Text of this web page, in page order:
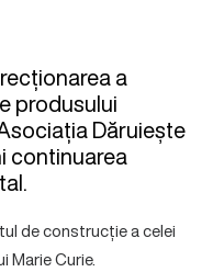
a
produsului
Dăruiește
continuarea
de construcție a celei
Marie Curie.